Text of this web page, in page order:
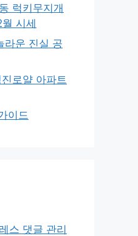
럭키무지개
시세
라운 진실 공
로얄 아파트
이드
스 댓글 관리